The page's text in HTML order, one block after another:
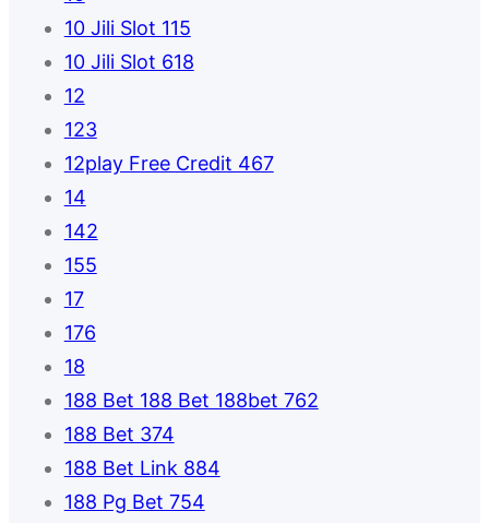
10 Jili Slot 115
10 Jili Slot 618
12
123
12play Free Credit 467
14
142
155
17
176
18
188 Bet 188 Bet 188bet 762
188 Bet 374
188 Bet Link 884
188 Pg Bet 754